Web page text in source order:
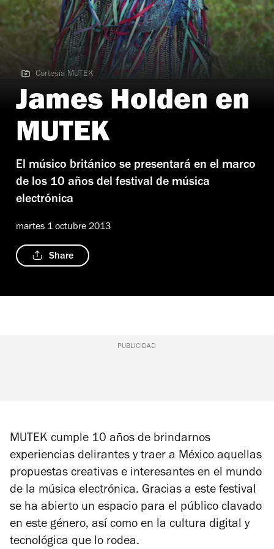
Cortesía MUTEK
Cortesía MUTEK
James Holden en
MUTEK
El músico británico se presentará en el marco
de los 10 años del festival de música
electrónica
martes 1 octubre 2013
Share
PUBLICIDAD
MUTEK cumple 10 años de brindarnos
experiencias delirantes y traer a México aquellas
propuestas creativas e interesantes en el mundo
de la música electrónica. Gracias a este festival
se ha abierto un espacio para el público clavado
en este género, así como en la cultura digital y
tecnológica que lo rodea.